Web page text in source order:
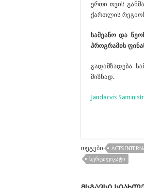
ერთი თვის
ქართლის
სამეანო და
პროგრამის
გადამზადება
მიზნად.
Jandacvis
თეგები ACTS
ᲡᲔᲠᲢᲘᲤᲘᲙᲐᲢᲘ